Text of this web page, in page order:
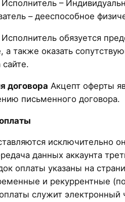
Исполнитель –
– дееспособное
Исполнитель обязуется
также оказать
договора Акцепт оферты
письменного договора.
исключительно
данных аккаунта
оплаты указаны на
и рекуррентные
служит электронный